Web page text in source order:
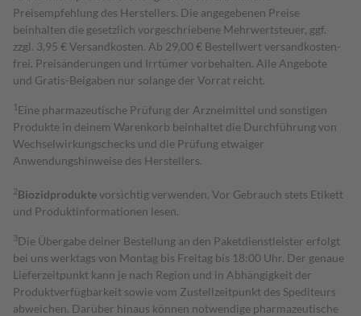
Preisempfehlung des Herstellers. Die angegebenen Preise
beinhalten die gesetzlich vorgeschriebene Mehrwertsteuer, ggf.
zzgl. 3,95 € Versandkosten. Ab 29,00 € Bestell­wert versand­kosten­
frei. Preisänderungen und Irrtümer vorbehalten. Alle Angebote
und Gratis-Beigaben nur solange der Vorrat reicht.
1 Eine pharmazeutische Prüfung der Arzneimittel und sonstigen
Produkte in deinem Warenkorb beinhaltet die Durchführung von
Wechselwirkungschecks und die Prüfung etwaiger
Anwendungshinweise des Herstellers.
2Biozidproduktevorsichtig verwenden. Vor Gebrauch stets Etikett
und Produktinformationen lesen.
3Die Übergabe deiner Bestellung an den Paketdienstleister erfolgt
bei uns werktags von Montag bis Freitag bis 18:00 Uhr. Der genaue
Lieferzeitpunkt kann je nach Region und in Abhängigkeit der
Produktverfügbarkeit sowie vom Zustellzeitpunkt des Spediteurs
abweichen. Darüber hinaus können notwendige pharmazeutische